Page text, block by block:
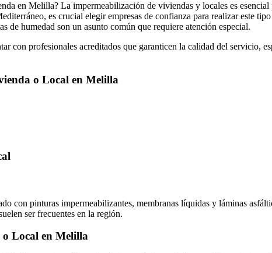
en Melilla? La impermeabilización de viviendas y locales es
es crucial elegir empresas de confianza para realizar este
de humedad son un asunto común que requiere atención especial.
con profesionales acreditados que garanticen la calidad del servicio,
o Local en Melilla
pinturas impermeabilizantes, membranas líquidas y láminas
ser frecuentes en la región.
Local en Melilla